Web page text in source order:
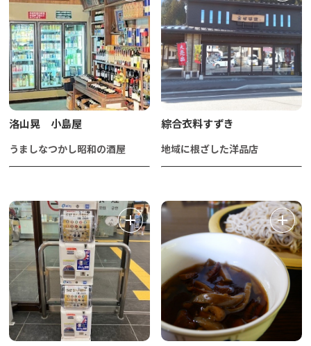
洛山晃 小島屋
うましなつかし昭和の酒屋
綜合衣料すずき
地域に根ざした洋品店